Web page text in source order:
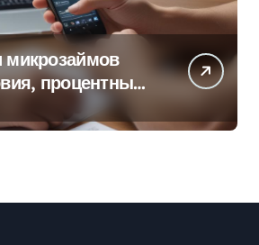
микрозаймов
процентные
оформления